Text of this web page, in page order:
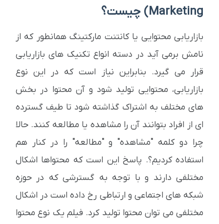
Marketing) چیست؟
بازاریابی محتوایی یا کانتنت مارکتینگ همانطور که از
نامش برمی آید در دسته انواع تکنیک های بازاریابی
قرار می گیرد. بنابراین نیاز است که در این نوع
بازاریابی، محتوایی تولید شود و آن محتوا در بخش
های مختلف به اشتراک گذاشته شود تا طیف گسترده
ای از افراد بتوانند آن را مشاهده یا مطالعه کنند. حالا
چرا دو کلمه "مشاهده" و "مطالعه" را در کنار هم
استفاده کردیم؟. پاسخ این است که محتواها اشکال
مختلفی دارند و با توجه به گسترشی که در حوزه
شبکه های اجتماعی و ارتباطی رخ داده است در اشکال
مختلفی می توان محتوا تولید کرد. فیلم یک نوع محتوا